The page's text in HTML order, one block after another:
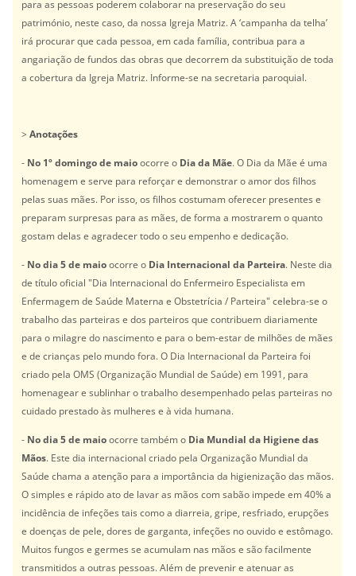
para as pessoas poderem colaborar na preservação do seu
património, neste caso, da nossa Igreja Matriz. A ‘campanha da telha’
irá procurar que cada pessoa, em cada família, contribua para a
angariação de fundos das obras que decorrem da substituição de toda
a cobertura da Igreja Matriz. Informe-se na secretaria paroquial.
>Anotações
- No 1º domingo de maioocorre o Dia da Mãe. O Dia da Mãe é uma
homenagem e serve para reforçar e demonstrar o amor dos filhos
pelas suas mães. Por isso, os filhos costumam oferecer presentes e
preparam surpresas para as mães, de forma a mostrarem o quanto
gostam delas e agradecer todo o seu empenho e dedicação.
- No dia 5 de maioocorre o Dia Internacional da Parteira. Neste dia
de título oficial "Dia Internacional do Enfermeiro Especialista em
Enfermagem de Saúde Materna e Obstetrícia / Parteira" celebra-se o
trabalho das parteiras e dos parteiros que contribuem diariamente
para o milagre do nascimento e para o bem-estar de milhões de mães
e de crianças pelo mundo fora. O Dia Internacional da Parteira foi
criado pela OMS (Organização Mundial de Saúde) em 1991, para
homenagear e sublinhar o trabalho desempenhado pelas parteiras no
cuidado prestado às mulheres e à vida humana.
- No dia 5 de maioocorre também o Dia Mundial da Higiene das
Mãos. Este dia internacional criado pela Organização Mundial da
Saúde chama a atenção para a importância da higienização das mãos.
O simples e rápido ato de lavar as mãos com sabão impede em 40% a
incidência de infeções tais como a diarreia, gripe, resfriado, erupções
e doenças de pele, dores de garganta, infeções no ouvido e estômago.
Muitos fungos e germes se acumulam nas mãos e são facilmente
transmitidos a outras pessoas. Além de prevenir e atenuar as